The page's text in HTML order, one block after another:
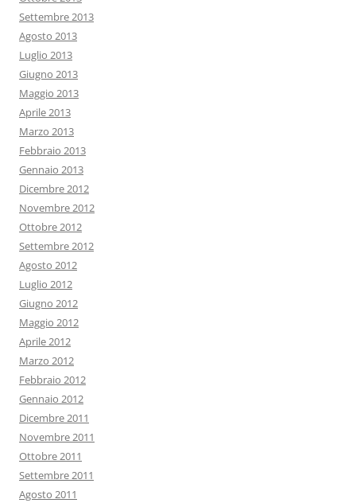
Settembre 2013
Agosto 2013
Luglio 2013
Giugno 2013
Maggio 2013
Aprile 2013
Marzo 2013
Febbraio 2013
Gennaio 2013
Dicembre 2012
Novembre 2012
Ottobre 2012
Settembre 2012
Agosto 2012
Luglio 2012
Giugno 2012
Maggio 2012
Aprile 2012
Marzo 2012
Febbraio 2012
Gennaio 2012
Dicembre 2011
Novembre 2011
Ottobre 2011
Settembre 2011
Agosto 2011